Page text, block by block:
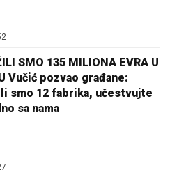
SMO 135 MILIONA EVRA U
Vučić pozvao građane:
smo 12 fabrika, učestvujte
sa nama